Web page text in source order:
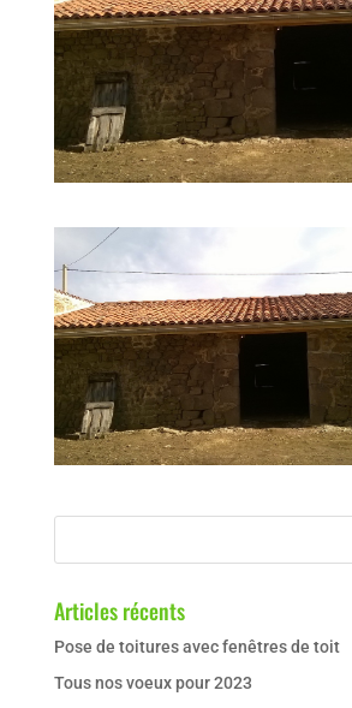
Articles récents
Pose de toitures avec fenêtres de toit
Tous nos voeux pour 2023